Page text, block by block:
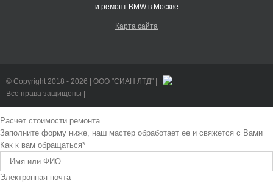
и ремонт BMW в Москве
Карта сайта
© Copyright 2018 - 2026 | ООО "СИАН ЛТД" |
Все права защищены |
Расчет стоимости ремонта
Заполните форму ниже, наш мастер обработает ее и свяжется с Вами
Как к вам обращаться*
Электронная почта